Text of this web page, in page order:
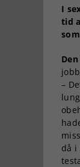
I
tid
–
då i